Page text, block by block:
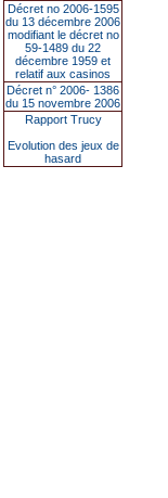
Décret no 2006-1595
du 13 décembre 2006
modifiant le décret no
59-1489 du 22
décembre 1959 et
relatif aux casinos
Décret n° 2006- 1386
du 15 novembre 2006
Rapport Trucy
Evolution des jeux de
hasard